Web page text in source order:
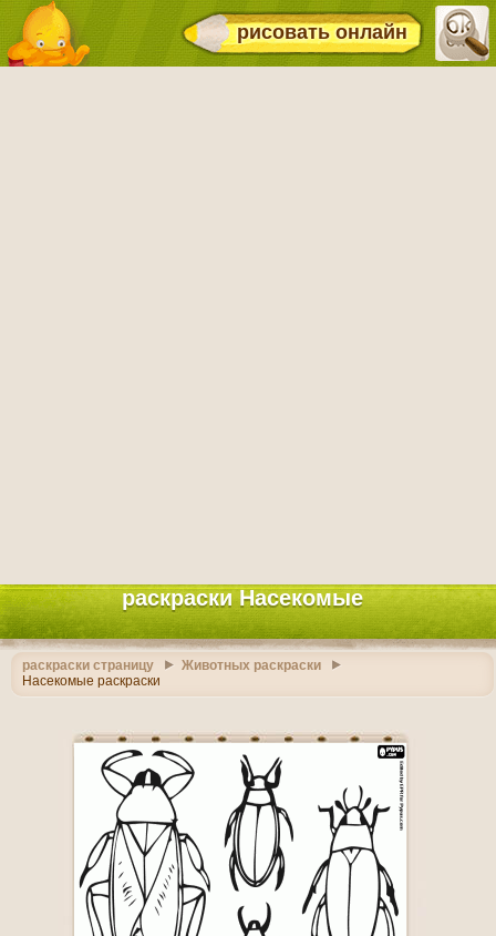
рисовать онлайн
раскраски Насекомые
раскраски страницу
Животных раскраски
Насекомые раскраски